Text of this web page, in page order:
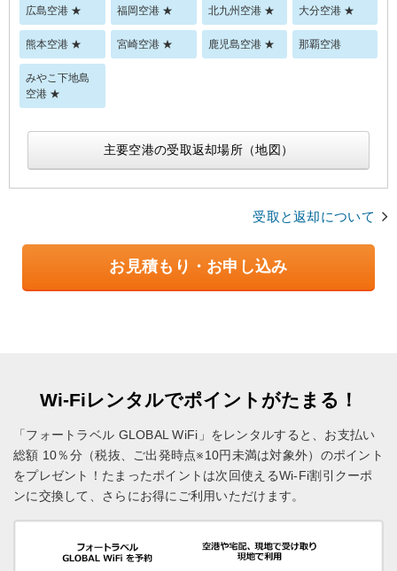
広島空港 ★ 福岡空港 ★ 北九州空港 ★ 大分空港 ★
熊本空港 ★ 宮崎空港 ★ 鹿児島空港 ★ 那覇空港
みやこ下地島
空港 ★
主要空港の受取返却場所（地図）
受取と返却について
お見積もり・お申し込み
Wi-Fiレンタルでポイントがたまる！
「フォートラベル GLOBAL WiFi」をレンタルすると、お支払い
総額 10％分（税抜、ご出発時点※10円未満は対象外）のポイント
をプレゼント！ たまったポイントは次回使えるWi-Fi割引クーポ
ンに交換して、さらにお得にご利用いただけます。